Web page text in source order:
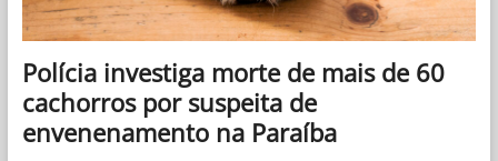
Polícia investiga morte de mais de 60
cachorros por suspeita de
envenenamento na Paraíba